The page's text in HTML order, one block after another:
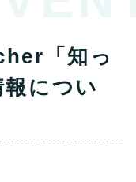
「知っ
につい